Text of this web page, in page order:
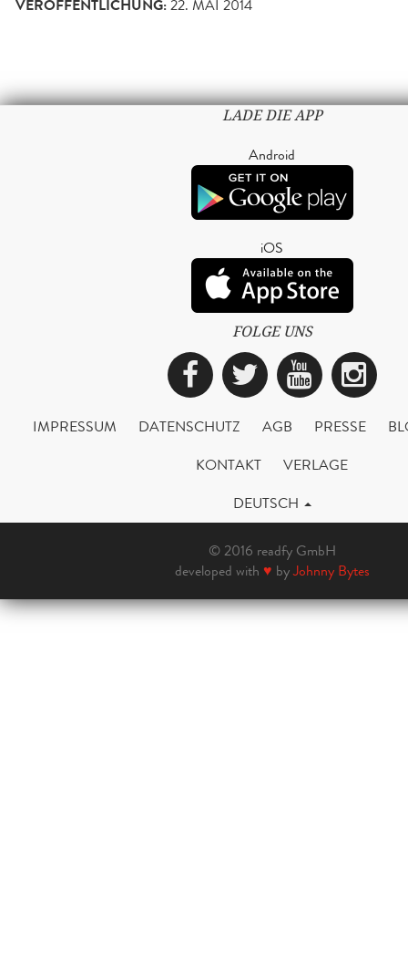
VERÖFFENTLICHUNG:22. MAI 2014
LADE DIE APP
Android
iOS
FOLGE UNS
Facebook
Twitter
IMPRESSUM DATENSCHUTZ AGB PRESSE
KONTAKT
VERLAGE
DEUTSCH
© 2016 readfy GmbH
developed with ♥ byJohnny Bytes